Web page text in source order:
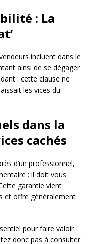
: La
incluent dans le
ainsi de se dégager
: cette clause ne
les vices du
dans la
cachés
d’un professionnel,
: il doit vous
garantie vient
et offre généralement
pour faire valoir
donc pas à consulter